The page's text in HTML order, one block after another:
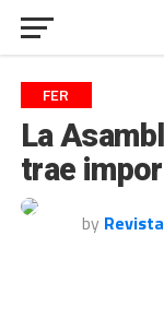
FER
La
trae
by